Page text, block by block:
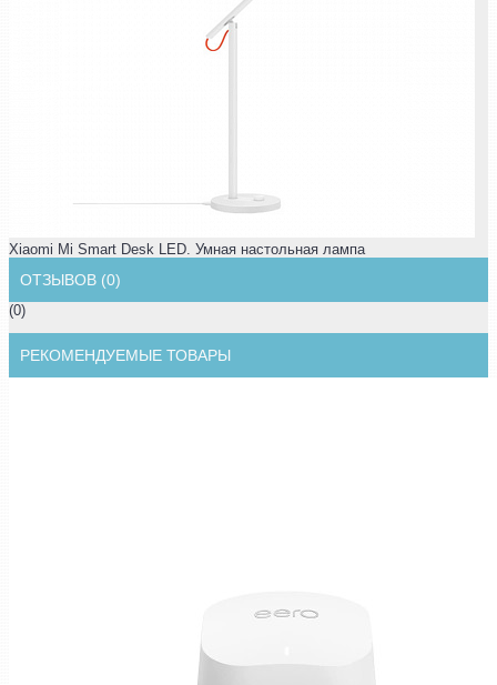
Xiaomi Mi Smart Desk LED. Умная настольная лампа
ОТЗЫВОВ (0)
(0)
РЕКОМЕНДУЕМЫЕ ТОВАРЫ